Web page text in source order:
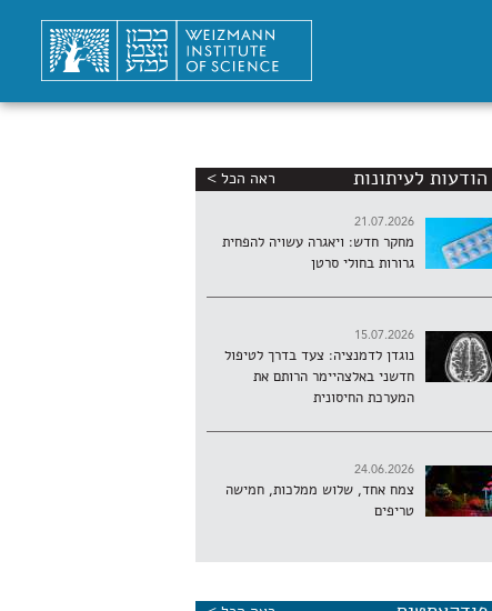
הודעות לעיתונות ראה הכל >
21.07.2026
מחקר חדש: ויאגרה עשויה להפחית
גרורות בחולי סרטן
15.07.2026
נוגדן לדמנציה: צעד בדרך לטיפול
חדשני באלצהיימר הרותם את
המערכת החיסונית
24.06.2026
צמח אחד, שלוש ממלכות, חמישה
טריפים